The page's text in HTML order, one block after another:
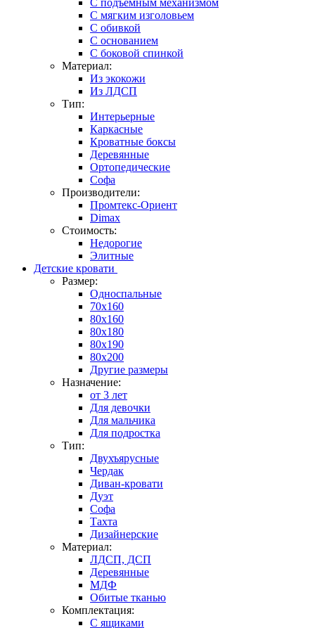
С мягким изголовьем
С обивкой
С основанием
С боковой спинкой
Материал:
Из экокожи
Из ЛДСП
Тип:
Интерьерные
Каркасные
Кроватные боксы
Деревянные
Ортопедические
Софа
Производители:
Промтекс-Ориент
Dimax
Стоимость:
Недорогие
Элитные
Детские кровати
Размер:
Односпальные
70x160
80x160
80x180
80x190
80x200
Другие размеры
Назначение:
от 3 лет
Для девочки
Для мальчика
Для подростка
Тип:
Двухъярусные
Чердак
Диван-кровати
Дуэт
Софа
Тахта
Дизайнерские
Материал:
ЛДСП, ДСП
Деревянные
МДФ
Обитые тканью
Комплектация:
С ящиками